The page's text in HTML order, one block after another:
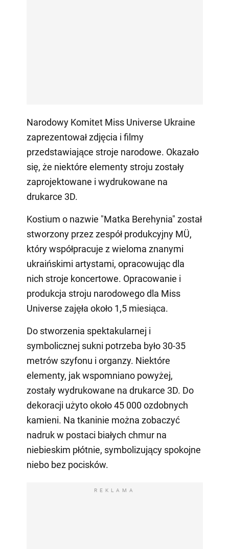
Narodowy Komitet Miss Universe Ukraine
zaprezentował zdjęcia i filmy
przedstawiające stroje narodowe. Okazało
się, że niektóre elementy stroju zostały
zaprojektowane i wydrukowane na
drukarce 3D.
Kostium o nazwie "Matka Berehynia" został
stworzony przez zespół produkcyjny MÜ,
który współpracuje z wieloma znanymi
ukraińskimi artystami, opracowując dla
nich stroje koncertowe. Opracowanie i
produkcja stroju narodowego dla Miss
Universe zajęła około 1,5 miesiąca.
Do stworzenia spektakularnej i
symbolicznej sukni potrzeba było 30-35
metrów szyfonu i organzy. Niektóre
elementy, jak wspomniano powyżej,
zostały wydrukowane na drukarce 3D. Do
dekoracji użyto około 45 000 ozdobnych
kamieni. Na tkaninie można zobaczyć
nadruk w postaci białych chmur na
niebieskim płótnie, symbolizujący spokojne
niebo bez pocisków.
REKLAMA